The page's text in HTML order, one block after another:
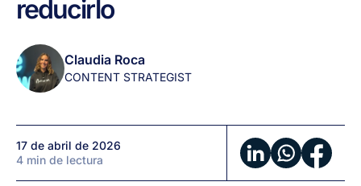
qué
cómo
calcularlo
reducirlo
reducirlo
Claudia Roca
CONTENT STRATEGIST
17 de abril de 2026
4 min de lectura